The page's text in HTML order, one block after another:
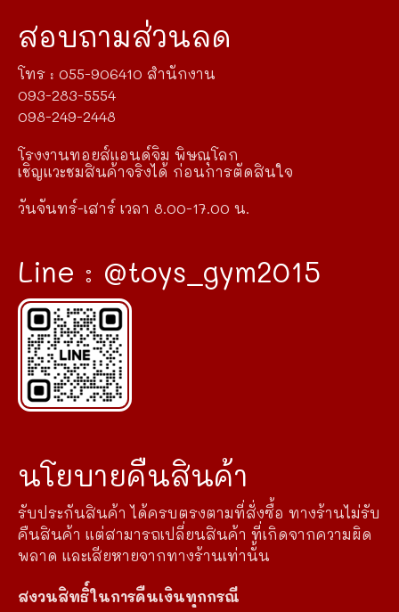
สอบถามส่วนลด
โทร : 055-906410 สำนักงาน
093-283-5554
098-249-2448
โรงงานทอยส์แอนด์จิม พิษณุโลก
เชิญแวะชมสินค้าจริงได้ ก่อนการตัดสินใจ
วันจันทร์-เสาร์ เวลา 8.00-17.00 น.
Line : @toys_gym2015
นโยบายคืนสินค้า
รับประกันสินค้า ได้ครบตรงตามที่สั่งซื้อ ทางร้านไม่รับ
คืนสินค้า แต่สามารถเปลี่ยนสินค้า ที่เกิดจากความผิด
พลาด และเสียหายจากทางร้านเท่านั้น
สงวนสิทธิ์ในการคืนเงินทุกกรณี